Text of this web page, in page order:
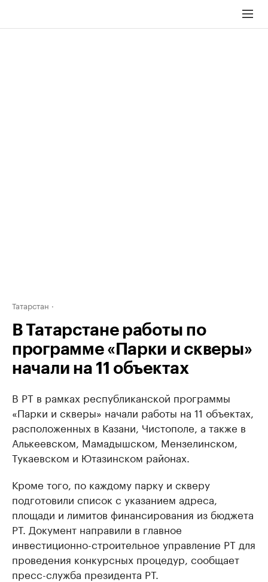
Татарстан
В Татарстане работы по
программе «Парки и скверы»
начали на 11 объектах
В РТ в рамках республиканской программы
«Парки и скверы» начали работы на 11 объектах,
расположенных в Казани, Чистополе, а также в
Алькеевском, Мамадышском, Мензелинском,
Тукаевском и Ютазинском районах.
Кроме того, по каждому парку и скверу
подготовили список с указанием адреса,
площади и лимитов финансирования из бюджета
РТ. Документ направили в главное
инвестиционно-строительное управление РТ для
проведения конкурсных процедур, сообщает
пресс-служба президента РТ.